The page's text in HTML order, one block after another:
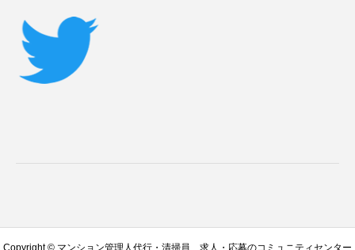
Copyright © マンション管理人代行・清掃員、求人・応募のコミュニティセンター